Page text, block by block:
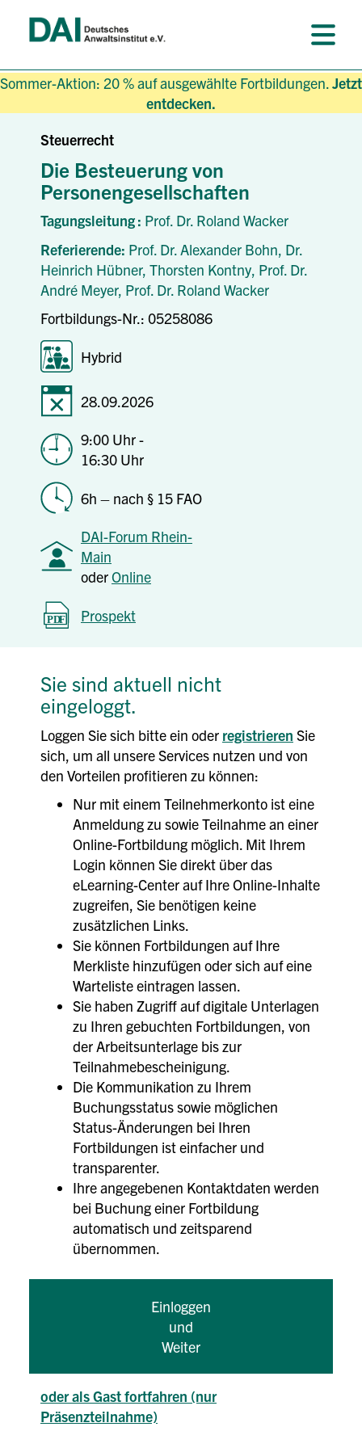
Sommer-Aktion: 20 % auf ausgewählte Fortbildungen.Jetzt
entdecken.
Steuerrecht
Die Besteuerung von
Personengesellschaften
Tagungsleitung : Prof. Dr. Roland Wacker
Referierende: Prof. Dr. Alexander Bohn, Dr.
Heinrich Hübner, Thorsten Kontny, Prof. Dr.
André Meyer, Prof. Dr. Roland Wacker
Fortbildungs-Nr.: 05258086
Hybrid
28.09.2026
9:00 Uhr -
16:30 Uhr
6h – nach § 15 FAO
DAI-Forum Rhein-
Main
oderOnline
Prospekt
Sie sind aktuell nicht
eingeloggt.
Loggen Sie sich bitte ein oder registrieren Sie
sich, um all unsere Services nutzen und von
den Vorteilen profitieren zu können:
Nur mit einem Teilnehmerkonto ist eine
Anmeldung zu sowie Teilnahme an einer
Online-Fortbildung möglich. Mit Ihrem
Login können Sie direkt über das
eLearning-Center auf Ihre Online-Inhalte
zugreifen, Sie benötigen keine
zusätzlichen Links.
Sie können Fortbildungen auf Ihre
Merkliste hinzufügen oder sich auf eine
Warteliste eintragen lassen.
Sie haben Zugriff auf digitale Unterlagen
zu Ihren gebuchten Fortbildungen, von
der Arbeitsunterlage bis zur
Teilnahmebescheinigung.
Die Kommunikation zu Ihrem
Buchungsstatus sowie möglichen
Status-Änderungen bei Ihren
Fortbildungen ist einfacher und
transparenter.
Ihre angegebenen Kontaktdaten werden
bei Buchung einer Fortbildung
automatisch und zeitsparend
übernommen.
Einloggen
und
Weiter
oder als Gast fortfahren (nur
Präsenzteilnahme)